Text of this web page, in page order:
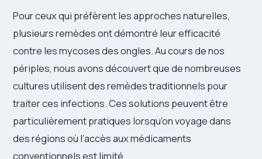
Pour ceux qui préfèrent les approches naturelles,
plusieurs remèdes ont démontré leur efficacité
contre les mycoses des ongles. Au cours de nos
périples, nous avons découvert que de nombreuses
cultures utilisent des remèdes traditionnels pour
traiter ces infections. Ces solutions peuvent être
particulièrement pratiques lorsqu’on voyage dans
des régions où l’accès aux médicaments
conventionnels est limité.